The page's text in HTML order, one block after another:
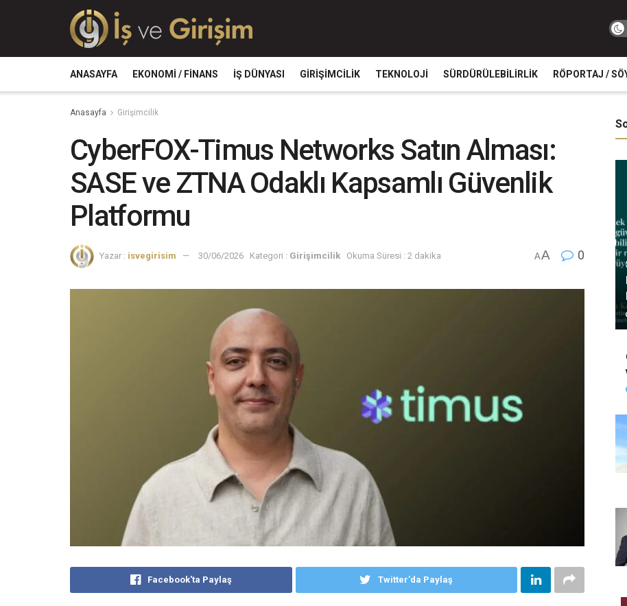
ANASAYFA EKONOMI / FINANS İŞ DÜNYASI GIRIŞIMCILIK TEKNOLOJI SÜRDÜRÜLEBILIRLIK RÖPORTAJ /
Anasayfa Girişimcilik
CyberFOX-Timus Networks Satın Alması:
SASE ve ZTNA Odaklı Kapsamlı Güvenlik
Platformu
Yazar : isvegirisim 30/06/2026 Kategori : Girişimcilik Okuma Süresi : 2 dakika AA 0
Facebook'ta Paylaş Twitter'da Paylaş